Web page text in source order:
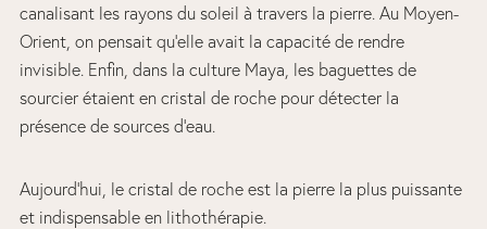
canalisant les rayons du soleil à travers la pierre. Au Moyen-
Orient, on pensait qu’elle avait la capacité de rendre
invisible. Enfin, dans la culture Maya, les baguettes de
sourcier étaient en cristal de roche pour détecter la
présence de sources d’eau.
Aujourd’hui, le cristal de roche est la pierre la plus puissante
et indispensable en lithothérapie.